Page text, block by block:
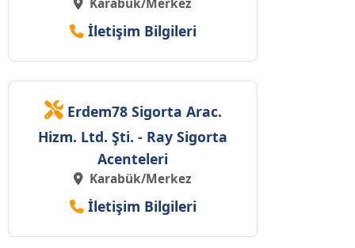
Karabük/Merkez
İletişim Bilgileri
Erdem78 Sigorta Arac.
Hizm. Ltd. Şti. - Ray Sigorta
Acenteleri
Karabük/Merkez
İletişim Bilgileri